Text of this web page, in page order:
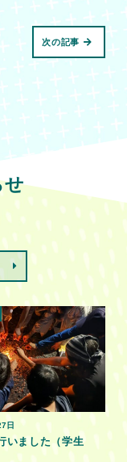
次の記事
せ
日
いました（学生